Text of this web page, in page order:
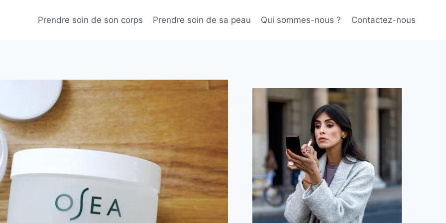
Prendre soin de son corps Prendre soin de sa peau Qui sommes-nous ? Contactez-nous